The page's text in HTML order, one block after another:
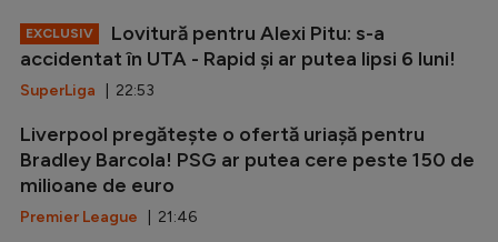
EXCLUSIV
Lovitură pentru Alexi Pitu: s-a
accidentat în UTA - Rapid și ar putea lipsi 6 luni!
SuperLiga | 22:53
Liverpool pregătește o ofertă uriașă pentru
Bradley Barcola! PSG ar putea cere peste 150 de
milioane de euro
Premier League | 21:46